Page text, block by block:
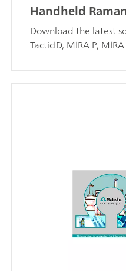
Handheld
Download the latest
TacticID, MIRA P,